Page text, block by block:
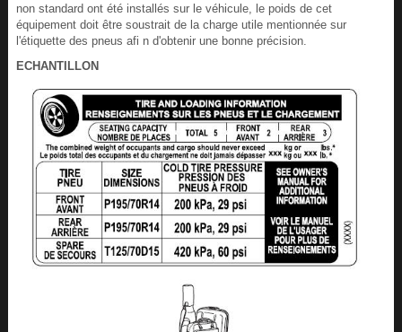
non standard ont été installés sur le véhicule, le poids de cet
équipement doit être soustrait de la charge utile mentionnée sur
l'étiquette des pneus afi n d'obtenir une bonne précision.
ECHANTILLON